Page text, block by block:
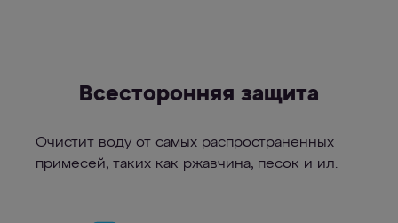
Всесторонняя защита
Очистит воду от самых распространенных
примесей, таких как ржавчина, песок и ил.